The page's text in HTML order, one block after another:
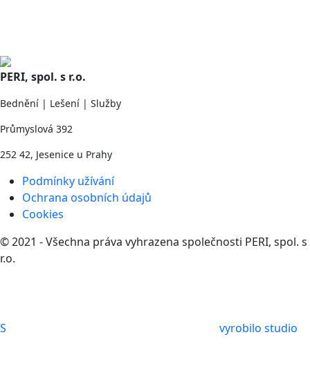
PERI, spol. s r.o.
Bednění | Lešení | Služby
Průmyslová 392
252 42, Jesenice u Prahy
Podmínky užívání
Ochrana osobních údajů
Cookies
© 2021 - Všechna práva vyhrazena společnosti PERI, spol. s
r.o.
S vyrobilo studio